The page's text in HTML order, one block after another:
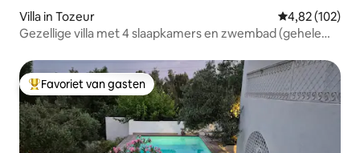
Villa in Tozeur Gemiddelde
4,82 (102)
Gezellige villa met 4 slaapkamers en zwembad (gehele
Topfavoriet van gasten
Favoriet van gasten